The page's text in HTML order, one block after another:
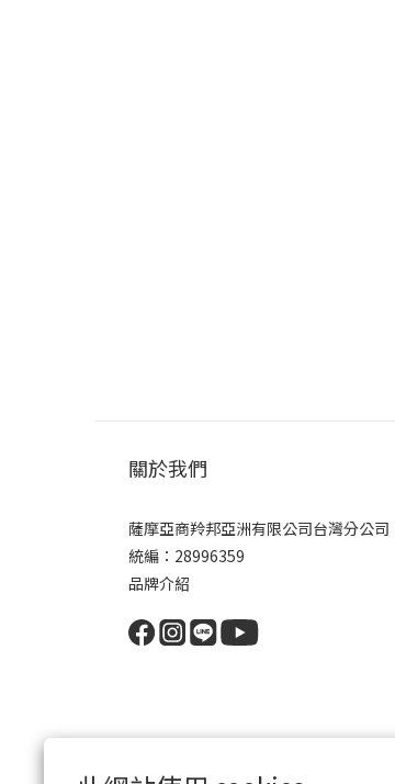
關於我們
薩摩亞商羚邦亞洲有限公司台灣分公司
統編：28996359
品牌介紹